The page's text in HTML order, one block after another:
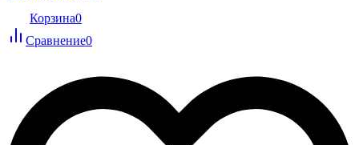
Корзина0
Сравнение0